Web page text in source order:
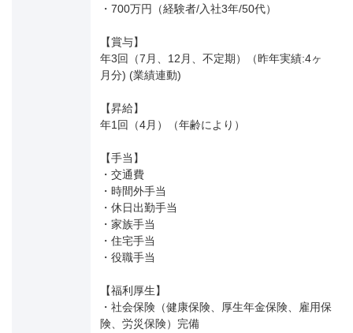
・700万円（経験者/入社3年/50代）
【賞与】
年3回（7月、12月、不定期）（昨年実績:4ヶ
月分) (業績連動)
【昇給】
年1回（4月）（年齢により）
【手当】
・交通費
・時間外手当
・休日出勤手当
・家族手当
・住宅手当
・役職手当
【福利厚生】
・社会保険（健康保険、厚生年金保険、雇用保
険、労災保険）完備